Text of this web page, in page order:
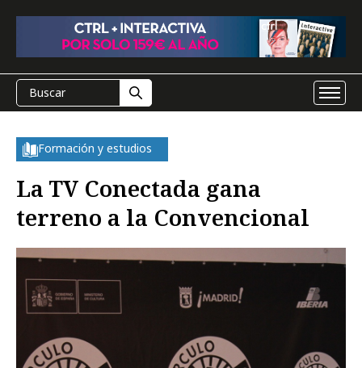
Formación y estudios
La TV Conectada gana
terreno a la Convencional